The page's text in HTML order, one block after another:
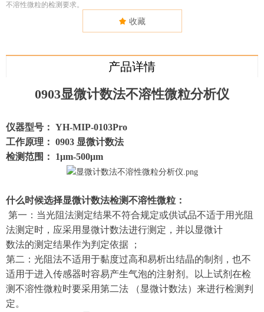
不溶性微粒的检测要求。
끄 收藏
产品详情
0903显微计数法不溶性微粒分析仪
仪器型号： YH-MIP-0103Pro
工作原理： 0903 显微计数法
检测范围： 1μm-500μm
什么时候选择显微计数法检测不溶性微粒：
第一：当光阻法测定结果不符合规定或供试品不适于用光阻
法测定时，应采用显微计数法进行测定，并以显微计
数法的测定结果作为判定依据 ；
第二：光阻法不适用于黏度过高和易析出结晶的制剂，也不
适用于进入传感器时容易产生气泡的注射剂。以上试剂在检
测不溶性微粒时要采用第二法 （显微计数法）来进行检测判
定。